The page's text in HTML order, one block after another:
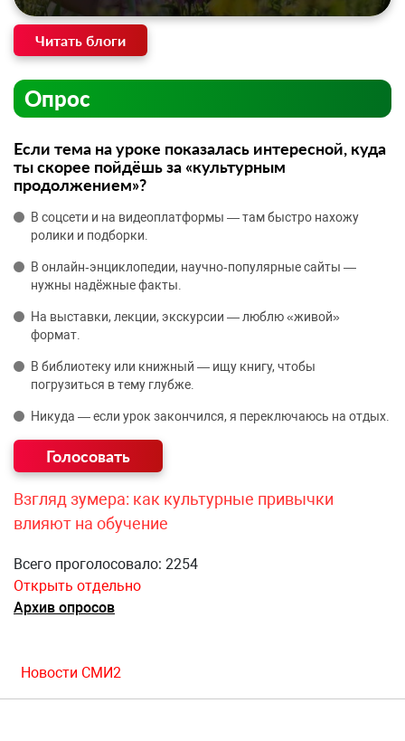
Читать блоги
Опрос
Если тема на уроке показалась интересной, куда
ты скорее пойдёшь за «культурным
продолжением»?
В соцсети и на видеоплатформы — там быстро нахожу
ролики и подборки.
В онлайн‑энциклопедии, научно‑популярные сайты —
нужны надёжные факты.
На выставки, лекции, экскурсии — люблю «живой»
формат.
В библиотеку или книжный — ищу книгу, чтобы
погрузиться в тему глубже.
Никуда — если урок закончился, я переключаюсь на отдых.
Взгляд зумера: как культурные привычки
влияют на обучение
Всего проголосовало: 2254
Открыть отдельно
Архив опросов
Новости СМИ2